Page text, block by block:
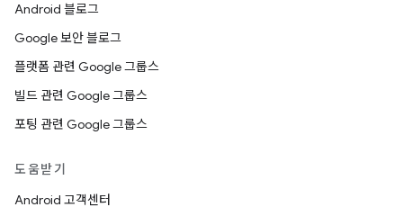
Android 블로그
Google 보안 블로그
플랫폼 관련 Google 그룹스
빌드 관련 Google 그룹스
포팅 관련 Google 그룹스
도움받기
Android 고객센터